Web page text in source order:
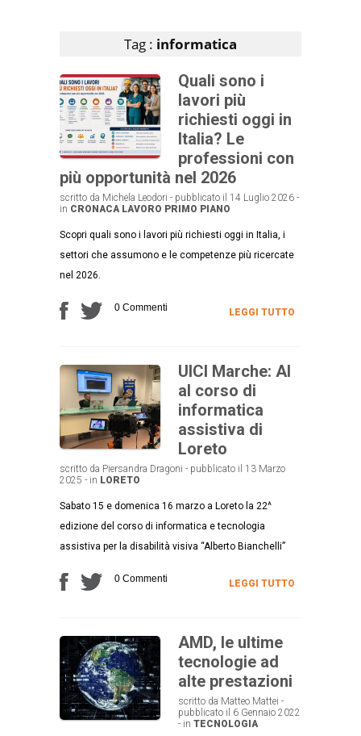
Tag : informatica
Quali sono i
lavori più
richiesti oggi in
Italia? Le
professioni con
più opportunità nel 2026
scritto da Michela Leodori - pubblicato il 14 Luglio 2026 -
in CRONACA LAVORO PRIMO PIANO
Scopri quali sono i lavori più richiesti oggi in Italia, i
settori che assumono e le competenze più ricercate
nel 2026.
0 Commenti LEGGI TUTTO
UICI Marche: AI
al corso di
informatica
assistiva di
Loreto
scritto da Piersandra Dragoni - pubblicato il 13 Marzo
2025 - in LORETO
Sabato 15 e domenica 16 marzo a Loreto la 22^
edizione del corso di informatica e tecnologia
assistiva per la disabilità visiva “Alberto Bianchelli”
0 Commenti LEGGI TUTTO
AMD, le ultime
tecnologie ad
alte prestazioni
scritto da Matteo Mattei -
pubblicato il 6 Gennaio 2022
- in TECNOLOGIA